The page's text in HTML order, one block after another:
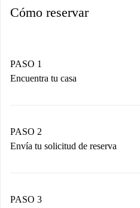
Cómo reservar
PASO 1
Encuentra tu casa
Tienes toda la información
PASO 2
Envía tu solicitud de reserva
propietario acepte.
PASO 3